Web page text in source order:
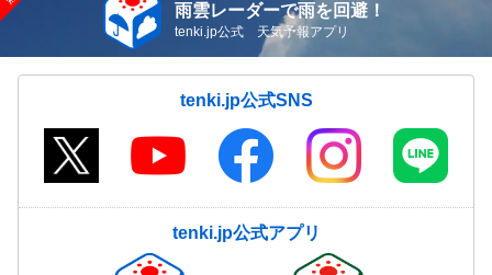
雨雲レーダーで雨を回避！
tenki.jp公式 天気予報アプリ
tenki.jp公式SNS
tenki.jp公式アプリ